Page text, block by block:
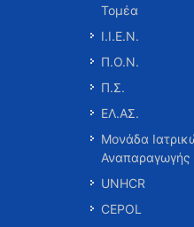
Τομέα
Ι.Ι.Ε.Ν.
Π.Ο.Ν.
Π.Σ.
ΕΛ.ΑΣ.
Μονάδα
Αναπαραγωγής
UNHCR
CEPOL